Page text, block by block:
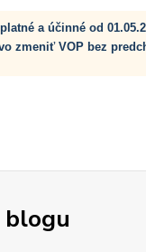
a účinné od
zmeniť VOP bez
blogu